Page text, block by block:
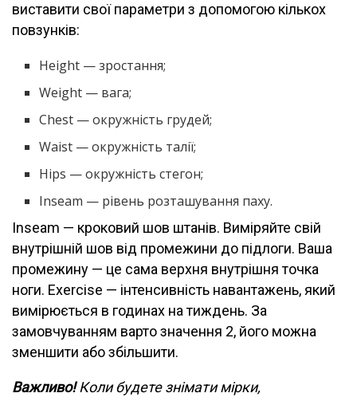
виставити свої параметри з допомогою кількох
повзунків:
Height — зростання;
Weight — вага;
Chest — окружність грудей;
Waist — окружність талії;
Hips — окружність стегон;
Inseam — рівень розташування паху.
Inseam — кроковий шов штанів. Виміряйте свій
внутрішній шов від промежини до підлоги. Ваша
промежину — це сама верхня внутрішня точка
ноги. Exercise — інтенсивність навантажень, який
вимірюється в годинах на тиждень. За
замовчуванням варто значення 2, його можна
зменшити або збільшити.
Важливо!Коли будете знімати мірки,